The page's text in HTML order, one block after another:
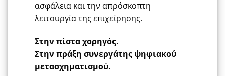
ασφάλεια και την απρόσκοπτη
λειτουργία της επιχείρησης.
Στην πίστα χορηγός.
Στην πράξη συνεργάτης ψηφιακού
μετασχηματισμού.